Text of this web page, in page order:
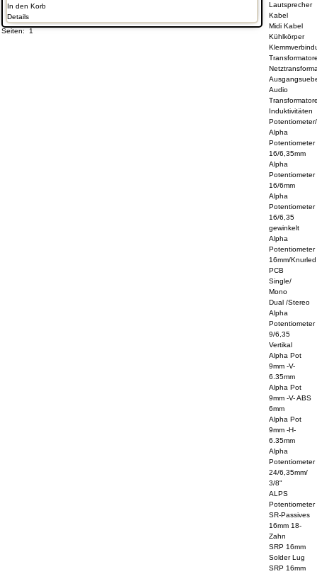
In den Korb
Details
Seiten:1
Lautsprecher
Kabel
Midi Kabel
Kühlkörper
Audio
Induktivitäten
Alpha
Potentiometer
16/6,35mm
Alpha
Potentiometer
16/6mm
Alpha
Potentiometer
16/6,35
gewinkelt
Alpha
Potentiometer
16mm/Knurled
PCB
Single/
Mono
Dual /Stereo
Alpha
Potentiometer
9/6,35
Vertikal
Alpha Pot
9mm -V-
6.35mm
Alpha Pot
9mm -V- ABS
6mm
Alpha Pot
9mm -H-
6.35mm
Alpha
Potentiometer
24/6,35mm/
3/8"
ALPS
Potentiometer
SR-Passives
16mm 18-
Zahn
SRP 16mm
Solder Lug
SRP 16mm